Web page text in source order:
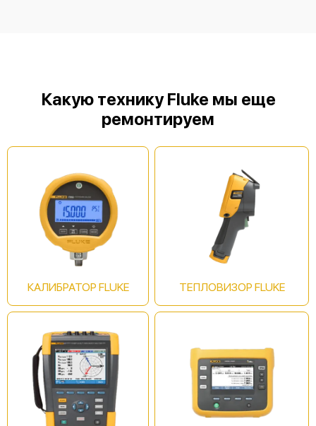
Какую технику Fluke мы еще
ремонтируем
КАЛИБРАТОР FLUKE ТЕПЛОВИЗОР FLUKE